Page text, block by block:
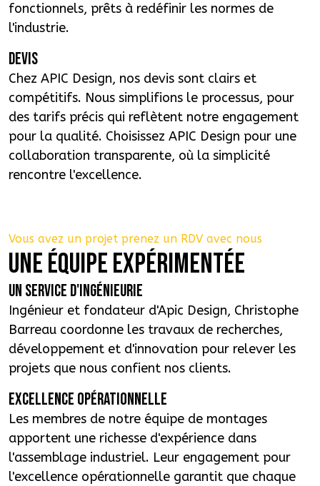
fonctionnels, prêts à redéfinir les normes de
l'industrie.
DEVIS
Chez APIC Design, nos devis sont clairs et
compétitifs. Nous simplifions le processus, pour
des tarifs précis qui reflètent notre engagement
pour la qualité. Choisissez APIC Design pour une
collaboration transparente, où la simplicité
rencontre l'excellence.
Vous avez un projet prenez un RDV avec nous
UNE ÉQUIPE EXPÉRIMENTÉE
UN SERVICE D'INGÉNIEURIE
Ingénieur et fondateur d'Apic Design, Christophe
Barreau coordonne les travaux de recherches,
développement et d'innovation pour relever les
projets que nous confient nos clients.
EXCELLENCE OPÉRATIONNELLE
Les membres de notre équipe de montages
apportent une richesse d'expérience dans
l'assemblage industriel. Leur engagement pour
l'excellence opérationnelle garantit que chaque